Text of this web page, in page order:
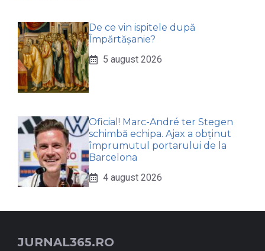
De ce vin ispitele după
Împărtășanie?
5 august 2026
Oficial! Marc-André ter Stegen
schimbă echipa. Ajax a obținut
împrumutul portarului de la
Barcelona
4 august 2026
JURNAL365.RO